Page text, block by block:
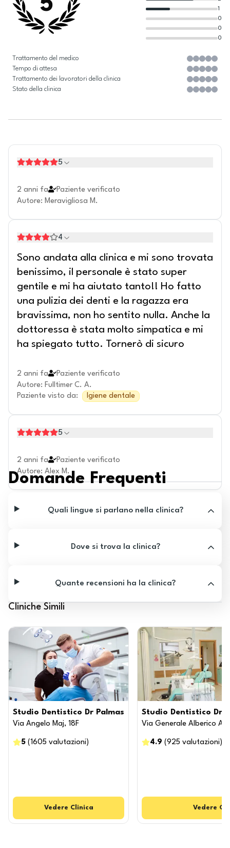
0
0
0
1
Trattamento del medico
Tempo di attesa
Trattamento dei lavoratori della clinica
Stato della clinica
5
2 anni fa
Paziente verificato
Autore: Meravigliosa M.
4
Sono andata alla clinica e mi sono trovata
benissimo, il personale è stato super
gentile e mi ha aiutato tanto!! Ho fatto
una pulizia dei denti e la ragazza era
bravissima, non ho sentito nulla. Anche la
dottoressa è stata molto simpatica e mi
ha spiegato tutto. Tornerò di sicuro
2 anni fa
Paziente verificato
Autore: Fulltimer C. A.
Paziente visto da: Igiene dentale
5
2 anni fa
Paziente verificato
Autore: Alex M.
Domande Frequenti
Quali lingue si parlano nella clinica?
Dove si trova la clinica?
Quante recensioni ha la clinica?
Cliniche Simili
Studio Dentistico Dr Palmas
Via Angelo Maj, 18F
5 (1605 valutazioni )
Vedere Clinica
Studio Dentistico
Via Generale Alberico
4.9 (925 valutazioni )
Vedere